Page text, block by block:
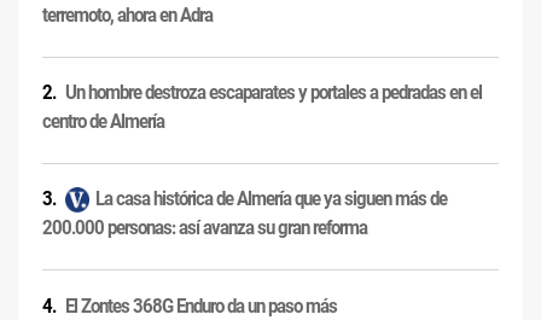
terremoto, ahora en Adra
Un hombre destroza escaparates y portales a pedradas en el
centro de Almería
La casa histórica de Almería que ya siguen más de
200.000 personas: así avanza su gran reforma
El Zontes 368G Enduro da un paso más